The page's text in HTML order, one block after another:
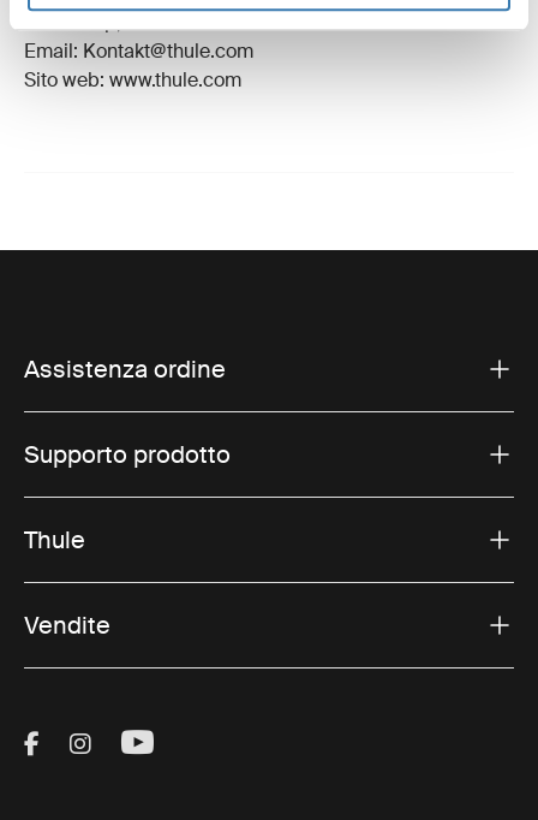
Email: Kontakt@thule.com
Sito web: www.thule.com
Assistenza ordine
Supporto prodotto
Thule
Vendite
Visit Thule on Facebook (external link)
Visit Thule on Instagram (external link)
Visit Thule on Youtube (external